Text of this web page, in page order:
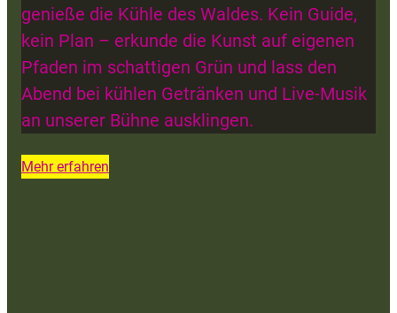
genieße die Kühle des Waldes. Kein Guide,
kein Plan – erkunde die Kunst auf eigenen
Pfaden im schattigen Grün und lass den
Abend bei kühlen Getränken und Live-Musik
an unserer Bühne ausklingen.
Mehr erfahren